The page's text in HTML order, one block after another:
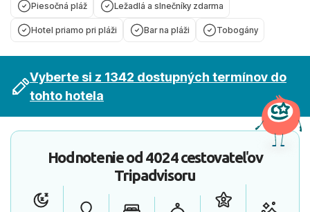
Piesočná pláž Ležadlá a slnečníky zdarma
Hotel priamo pri pláži Bar na pláži Tobogány
Vyberte si z 1342 dostupných termínov do
tohto hotela
Hodnotenie od 4024 cestovateľov
Tripadvisoru